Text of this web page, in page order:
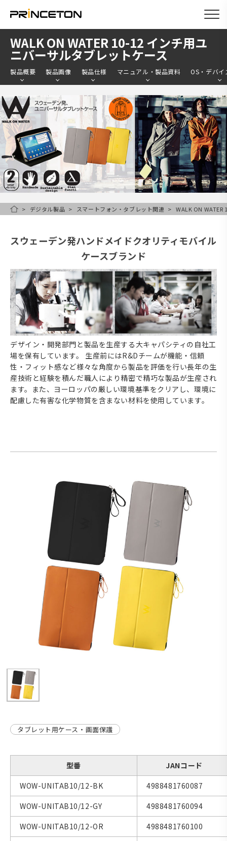
ン
テ
ン
ツ
に
移
動
WALK ON WATER 10-12 インチ用ユ
ニバーサルタブレットケース
製品概要 製品画像 製品仕様 マニュアル・製品資料 OS・デバイ
HOMEデジタル製品 スマートフォン・タブレット関連 WALK ON
スウェーデン発ハンドメイドクオリティモバイル
ケースブランド
デザイン・開発部門と製品を生産する大キャパシティの自社工
場を保有しています。 生産前にはR&Dチームが機能・信頼
性・フィット感など様々な角度から製品を評価を行い長年の生
産技術と経験を積んだ職人により精密で精巧な製品が生産され
ます。また、ヨーロッパの厳しい環境基準をクリアし、環境に
配慮した有害な化学物質を含まない材料を使用しています。
タブレット用ケース・画面保護
型番
JANコード
WOW-UNITAB10/12-BK
4988481760087
WOW-UNITAB10/12-GY
4988481760094
WOW-UNITAB10/12-OR
4988481760100